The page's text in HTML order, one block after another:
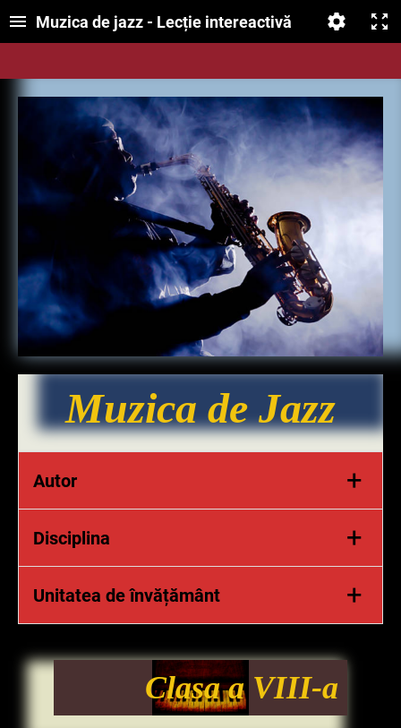
Muzica de jazz - Lecție intereactivă
Muzica de Jazz
Autor +
prof. Pricop Iustinian
Disciplina +
Educație muzicală
Unitatea de învățământ +
Neamț
Clasaa VIII-a